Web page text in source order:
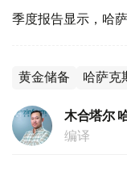
季度报告显示，哈
黄金储备 哈萨克
木合塔尔
编译